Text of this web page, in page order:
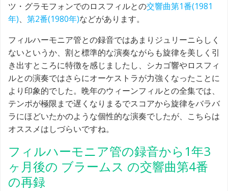
ツ・グラモフォンでのロスフィルとの交響曲第1番(1981
年)、 第2番(1980年)などがあります。
フィルハーモニア管との録音ではあまりジュリーニらしく
ないというか、割と標準的な演奏ながらも旋律を美しく引
き出すところに特徴を感じましたし、シカゴ響やロスフィ
ルとの演奏ではさらにオーケストラが力強くなったことに
より印象的でした。晩年のウィーンフィルとの全集では、
テンポが極限まで遅くなりまるでスコアから旋律をバラバ
ラにほどいたかのような個性的な演奏でしたが、こちらは
オススメはしづらいですね。
フィルハーモニア管の録音から1年3
ヶ月後の ブラームス の交響曲第4番
の再録